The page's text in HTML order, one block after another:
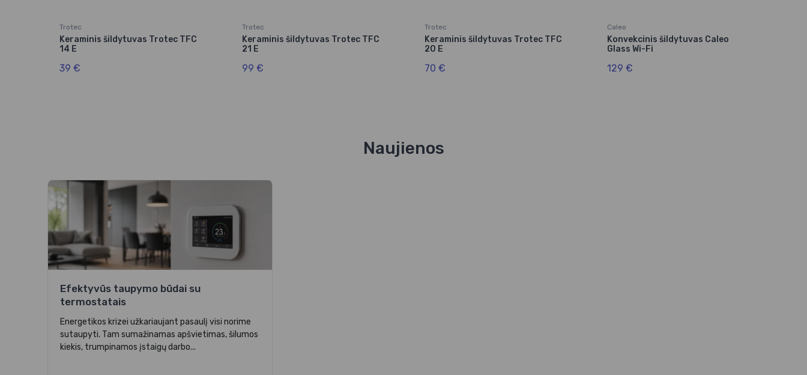
Trotec
Keraminis šildytuvas Trotec TFC
14 E
39 €
Trotec
Keraminis šildytuvas Trotec TFC
21 E
99 €
Trotec
Keraminis šildytuvas Trotec TFC
20 E
70 €
Caleo
Konvekcinis šildytuvas Caleo
Glass Wi-Fi
129 €
Naujienos
Efektyvūs taupymo būdai su
termostatais
Energetikos krizei užkariaujant pasaulį visi norime
sutaupyti. Tam sumažinamas apšvietimas, šilumos
kiekis, trumpinamos įstaigų darbo...